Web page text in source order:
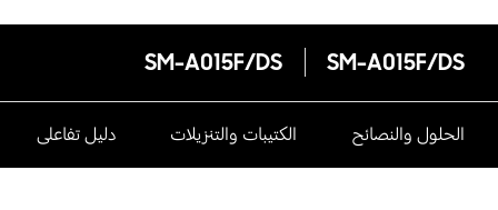
SM-A015F/DS
SM-A015F/DS
الحلول والنصائح الكتيبات والتنزيلات دليل تفاعلى